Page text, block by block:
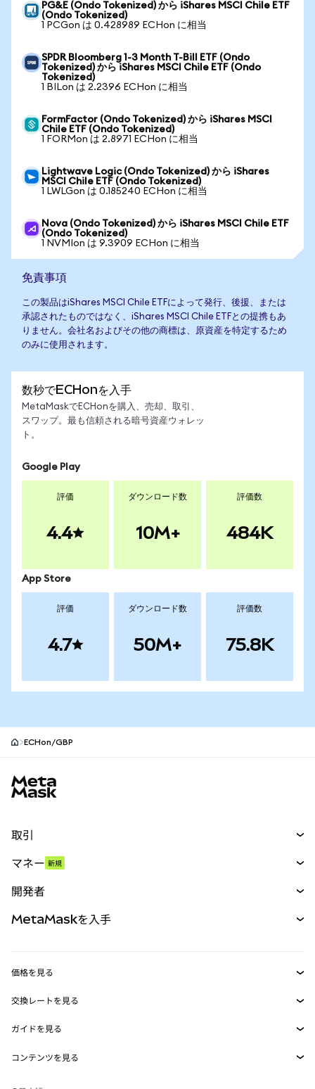
PG&E (Ondo Tokenized) から iShares MSCI Chile ETF
(Ondo Tokenized)
1 PCGon は 0.428989 ECHon に相当
SPDR Bloomberg 1-3 Month T-Bill ETF (Ondo
Tokenized) から iShares MSCI Chile ETF (Ondo
Tokenized)
1 BILon は 2.2396 ECHon に相当
FormFactor (Ondo Tokenized) から iShares MSCI
Chile ETF (Ondo Tokenized)
1 FORMon は 2.8971 ECHon に相当
Lightwave Logic (Ondo Tokenized) から iShares
MSCI Chile ETF (Ondo Tokenized)
1 LWLGon は 0.185240 ECHon に相当
Nova (Ondo Tokenized) から iShares MSCI Chile ETF
(Ondo Tokenized)
1 NVMIon は 9.3909 ECHon に相当
免責事項
この製品はiShares MSCI Chile ETFによって発行、後援、または
承認されたものではなく、iShares MSCI Chile ETFとの提携もあ
りません。会社名およびその他の商標は、原資産を特定するため
のみに使用されます。
数秒でECHonを入手
MetaMaskでECHonを購入、売却、取引、
スワップ。最も信頼される暗号資産ウォレッ
ト。
Google Play
評価
4.4
ダウンロード数
10M+
評価数
484K
App Store
評価
4.7
ダウンロード数
50M+
評価数
75.8K
ECHon/GBP
取引
パーペチュアル
RWA
マネー 新規
開発者
MetaMask Connect
Snaps
Web3サービス
MetaMaskを入手
セキュリティ
サポート
キャリア
価格を見る
イーサリアムの価格
Solanaの価格
交換レートを見る
ETH→USD
USDT→INR
ガイドを見る
ETHの購入
コンテンツを見る